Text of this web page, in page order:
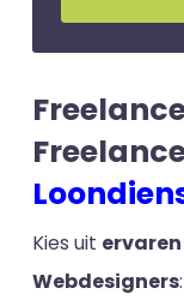
Kies uit ervaren
Webdesigners: